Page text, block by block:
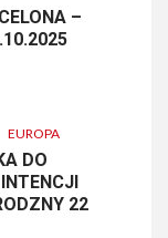
–
EUROPA
DO
22